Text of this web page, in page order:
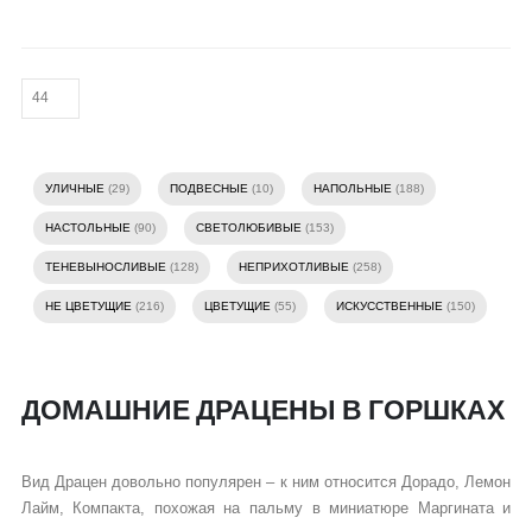
УЛИЧНЫЕ (29) ПОДВЕСНЫЕ (10) НАПОЛЬНЫЕ (188)
НАСТОЛЬНЫЕ (90) СВЕТОЛЮБИВЫЕ (153)
ТЕНЕВЫНОСЛИВЫЕ (128) НЕПРИХОТЛИВЫЕ (258)
НЕ ЦВЕТУЩИЕ (216) ЦВЕТУЩИЕ (55) ИСКУССТВЕННЫЕ (150)
ДОМАШНИЕ ДРАЦЕНЫ В ГОРШКАХ
Вид Драцен довольно популярен – к ним относится Дорадо, Лемон
Лайм, Компакта, похожая на пальму в миниатюре Маргината и